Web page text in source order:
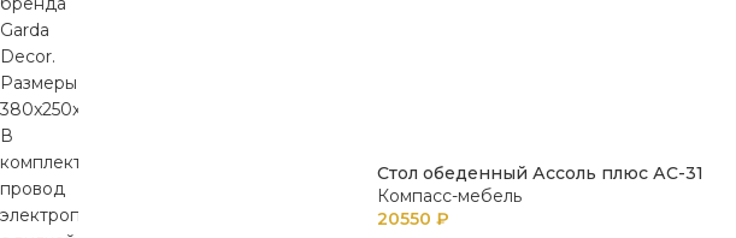
Стол обеденный Ассоль плюс АС-31
Компасс-мебель
20550 ₽